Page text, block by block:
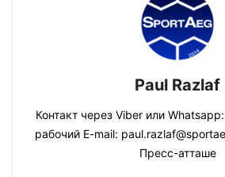
Paul Razlaf
Контакт через Viber или
рабочий E-mail:
Пресс-атташе